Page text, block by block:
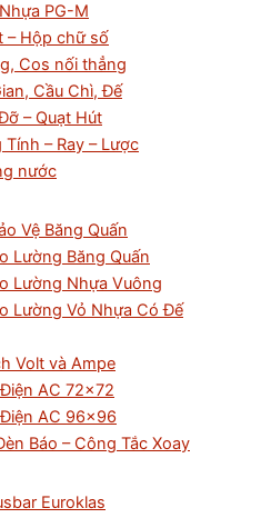
PG-M
– Hộp chữ số
Cos nối thẳng
Cầu Chì, Đế
– Quạt Hút
– Ray – Lược
nước
Vệ Băng Quấn
Lường Băng Quấn
Lường Nhựa Vuông
Lường Vỏ Nhựa Có Đế
Volt và Ampe
AC 72×72
AC 96×96
Báo – Công Tắc Xoay
Euroklas